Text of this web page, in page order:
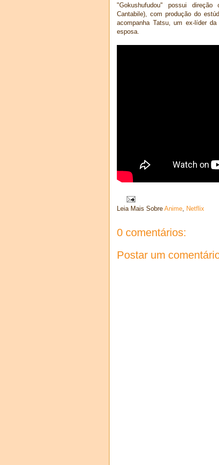
"Gokushufudou" possui
Cantabile), com produção do
acompanha Tatsu, um ex-líder
esposa.
Leia Mais Sobre Anime, Netflix
0 comentários:
Postar um